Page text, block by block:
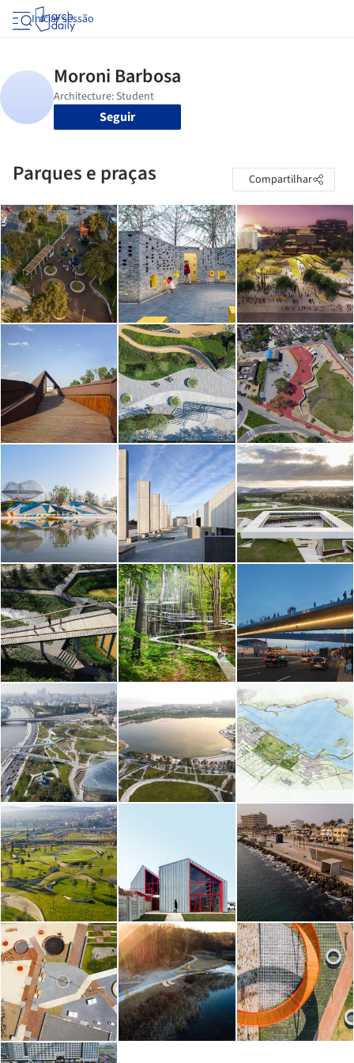
Iniciar sessão
Seguir
Parques e praças Compartilhar